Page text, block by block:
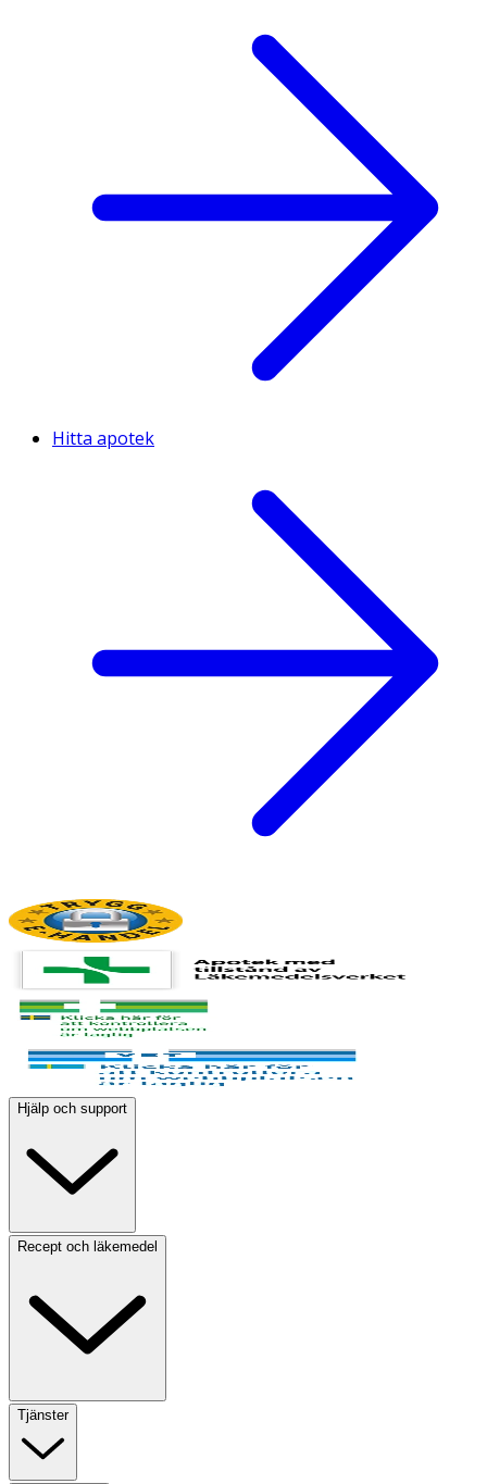
Hitta apotek
Hjälp och support
Recept och läkemedel
Tjänster